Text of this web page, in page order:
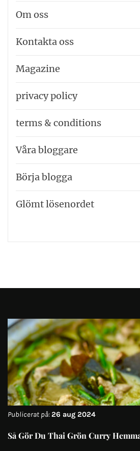
Om oss
Kontakta oss
Magazine
privacy policy
terms & conditions
Våra bloggare
Börja blogga
Glömt lösenordet
Publicerat på:26 aug 2024
Så Gör Du Thai Grön Curry